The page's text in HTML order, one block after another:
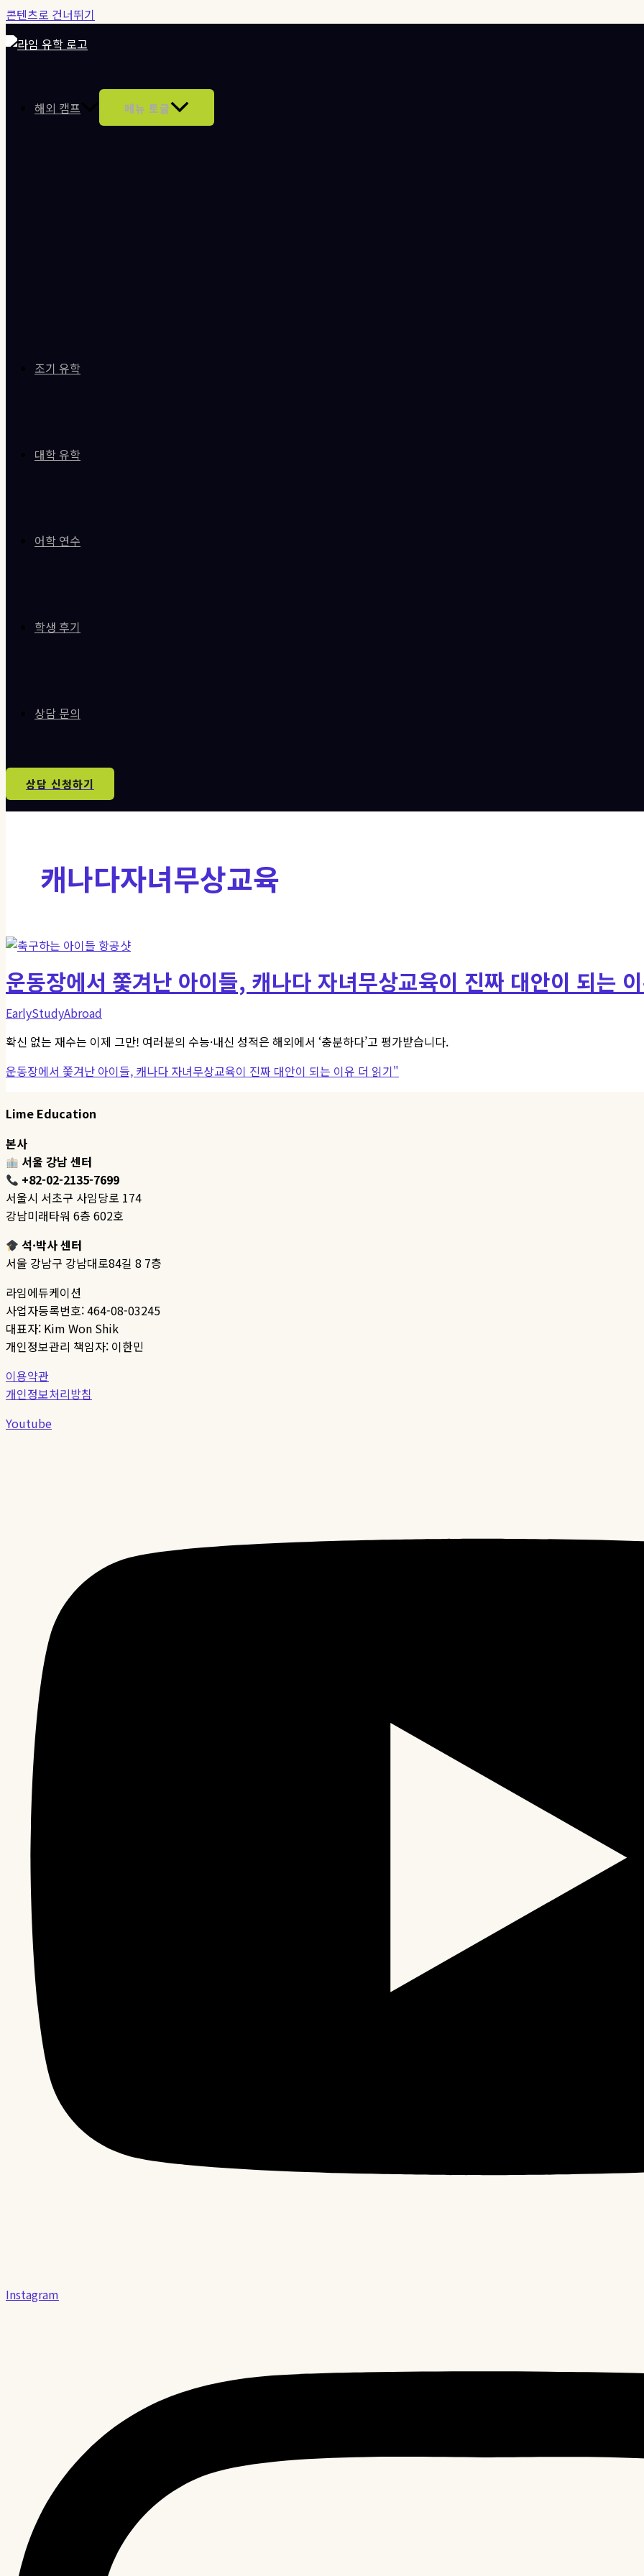
콘텐츠로 건너뛰기
해외 캠프 메뉴 토글
조기 유학
대학 유학
어학 연수
학생 후기
상담 문의
상담 신청하기
캐나다자녀무상교육
운동장에서 쫓겨난 아이들, 캐나다 자녀무상교육이 진짜 대안이 되는
EarlyStudyAbroad
확신 없는 재수는 이제 그만! 여러분의 수능·내신 성적은 해외에서 ‘충분하다’고 평가받습니다.
운동장에서 쫓겨난 아이들, 캐나다 자녀무상교육이 진짜 대안이 되는 이유 더 읽기"
Lime Education
본사
서울 강남 센터
+82-02-2135-7699
서울시 서초구 사임당로 174
강남미래타워 6층 602호
석·박사 센터
서울 강남구 강남대로84길 8 7층
라임에듀케이션
사업자등록번호: 464-08-03245
대표자: Kim Won Shik
개인정보관리 책임자: 이한민
이용약관
개인정보처리방침
Youtube
Instagram